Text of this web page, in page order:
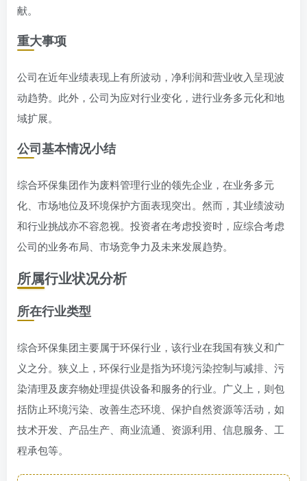
献。
重大事项
公司在近年业绩表现上有所波动，净利润和营业收入呈现波
动趋势。此外，公司为应对行业变化，进行业务多元化和地
域扩展。
公司基本情况小结
综合环保集团作为废料管理行业的领先企业，在业务多元
化、市场地位及环境保护方面表现突出。然而，其业绩波动
和行业挑战亦不容忽视。投资者在考虑投资时，应综合考虑
公司的业务布局、市场竞争力及未来发展趋势。
所属行业状况分析
所在行业类型
综合环保集团主要属于环保行业，该行业在我国有狭义和广
义之分。狭义上，环保行业是指为环境污染控制与减排、污
染清理及废弃物处理提供设备和服务的行业。广义上，则包
括防止环境污染、改善生态环境、保护自然资源等活动，如
技术开发、产品生产、商业流通、资源利用、信息服务、工
程承包等。